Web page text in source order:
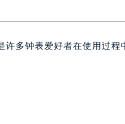
号华润大厦写字楼17层
许多钟表爱好者在使用过